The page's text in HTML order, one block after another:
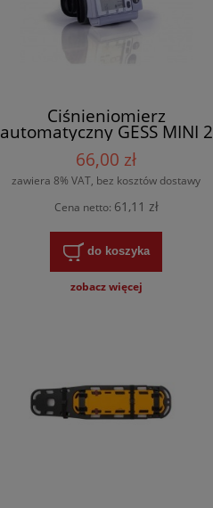
Ciśnieniomierz
automatyczny GESS MINI 2
66,00 zł
zawiera 8% VAT, bez kosztów dostawy
Cena netto: 61,11 zł
do koszyka
zobacz więcej